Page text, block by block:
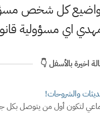
كل شخص
اي مسؤولية
اخيرة بالأسفل 👇
والشروحات!
لتكون أول من يتوصل